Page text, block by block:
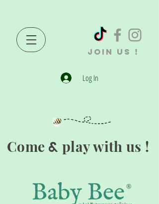
JOIN US !
Log In
Come & play with us !
®